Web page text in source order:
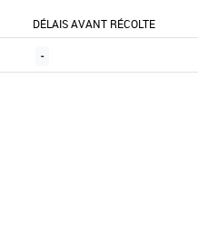
DÉLAIS AVANT RÉCOLTE
-